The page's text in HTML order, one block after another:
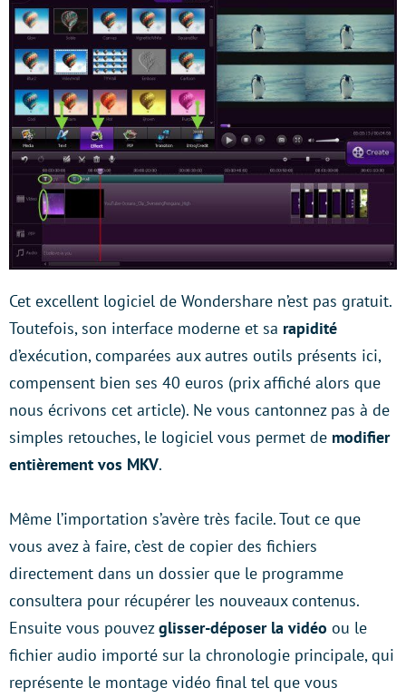
Cet excellent logiciel de Wondershare n’est pas gratuit.
Toutefois, son interface moderne et sa rapidité
d’exécution, comparées aux autres outils présents ici,
compensent bien ses 40 euros (prix affiché alors que
nous écrivons cet article). Ne vous cantonnez pas à de
simples retouches, le logiciel vous permet de modifier
entièrement vos MKV.
Même l’importation s’avère très facile. Tout ce que
vous avez à faire, c’est de copier des fichiers
directement dans un dossier que le programme
consultera pour récupérer les nouveaux contenus.
Ensuite vous pouvezglisser-déposer la vidéo ou le
fichier audio importé sur la chronologie principale, qui
représente le montage vidéo final tel que vous